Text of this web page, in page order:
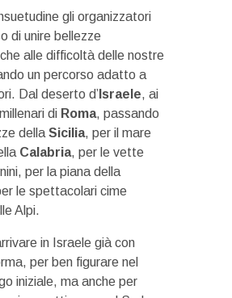
gli organizzatori
di unire bellezze
alle difficoltà delle nostre
un percorso adatto a
Dal deserto d’ Israele, ai
di Roma, passando
della Sicilia, per il mare
Calabria, per le vette
per la piana della
le spettacolari cime
Alpi.
in Israele già con
per ben figurare nel
iniziale, ma anche per